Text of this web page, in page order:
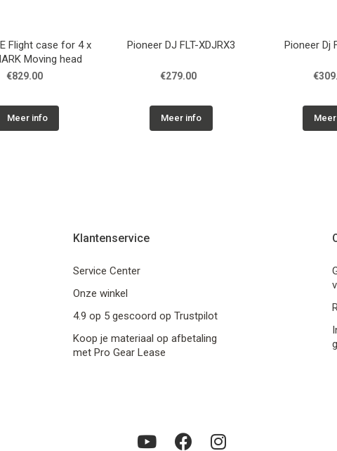
Flight case for 4 x
Moving head
€829.00
Meer info
Pioneer DJ FLT-XDJRX3
€279.00
Meer info
Pioneer Dj
Klantenservice
Service Center
Onze winkel
4.9 op 5 gescoord op Trustpilot
Koop je materiaal op afbetaling
met Pro Gear Lease